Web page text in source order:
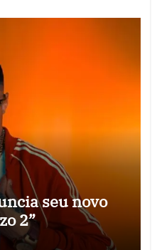
seu novo
2”